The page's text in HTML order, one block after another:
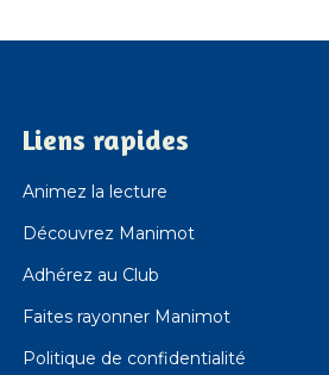
Liens rapides
Animez la lecture
Découvrez Manimot
Adhérez au Club
Faites rayonner Manimot
Politique de confidentialité